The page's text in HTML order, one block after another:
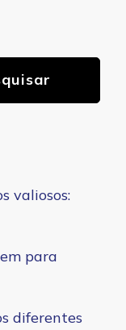
valiosos:
para
diferentes